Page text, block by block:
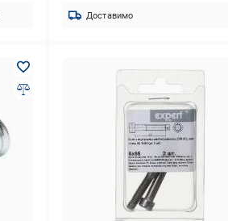
Доставимо